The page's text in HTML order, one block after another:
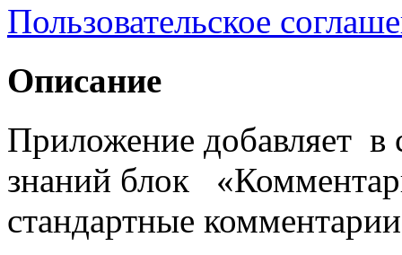
Пользовательское
Описание
Приложение добавляет в
знаний блок
стандартные